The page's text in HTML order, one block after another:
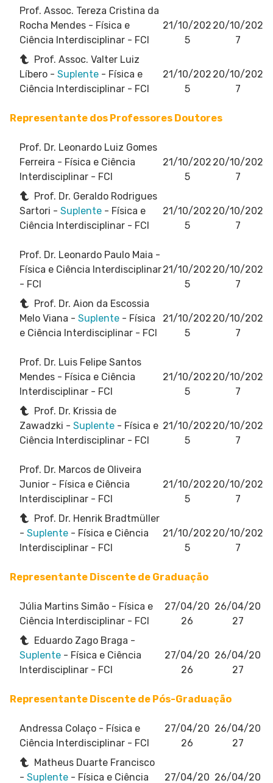
Prof. Assoc. Tereza Cristina da
Rocha Mendes - Física e
Ciência Interdisciplinar - FCI
21/10/202
5
20/10/202
7
Prof. Assoc. Valter Luiz
Líbero - Suplente - Física e
Ciência Interdisciplinar - FCI
21/10/202
5
20/10/202
7
Representante dos Professores Doutores
Prof. Dr. Leonardo Luiz Gomes
Ferreira - Física e Ciência
Interdisciplinar - FCI
21/10/202
5
20/10/202
7
Prof. Dr. Geraldo Rodrigues
Sartori - Suplente - Física e
Ciência Interdisciplinar - FCI
21/10/202
5
20/10/202
7
Prof. Dr. Leonardo Paulo Maia -
Física e Ciência Interdisciplinar
- FCI
21/10/202
5
20/10/202
7
Prof. Dr. Aion da Escossia
Melo Viana - Suplente - Física
e Ciência Interdisciplinar - FCI
21/10/202
5
20/10/202
7
Prof. Dr. Luis Felipe Santos
Mendes - Física e Ciência
Interdisciplinar - FCI
21/10/202
5
20/10/202
7
Prof. Dr. Krissia de
Zawadzki - Suplente - Física e
Ciência Interdisciplinar - FCI
21/10/202
5
20/10/202
7
Prof. Dr. Marcos de Oliveira
Junior - Física e Ciência
Interdisciplinar - FCI
21/10/202
5
20/10/202
7
Prof. Dr. Henrik Bradtmüller
- Suplente - Física e Ciência
Interdisciplinar - FCI
21/10/202
5
20/10/202
7
Representante Discente de Graduação
Júlia Martins Simão - Física e
Ciência Interdisciplinar - FCI
27/04/20
26
26/04/20
27
Eduardo Zago Braga -
Suplente - Física e Ciência
Interdisciplinar - FCI
27/04/20
26
26/04/20
27
Representante Discente de Pós-Graduação
Andressa Colaço - Física e
Ciência Interdisciplinar - FCI
27/04/20
26
26/04/20
27
Matheus Duarte Francisco
- Suplente - Física e Ciência 27/04/20 26/04/20